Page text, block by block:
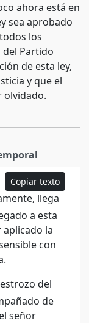
ahora está en
sea aprobado
los
del Partido
de esta ley,
y que el
olvidado.
Copiar texto
llega
a esta
la
con
del
de
señor